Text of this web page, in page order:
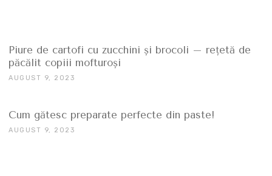
Piure de cartofi cu zucchini și brocoli – rețetă de
păcălit copiii mofturoși
AUGUST 9, 2023
Cum gătesc preparate perfecte din paste!
AUGUST 9, 2023